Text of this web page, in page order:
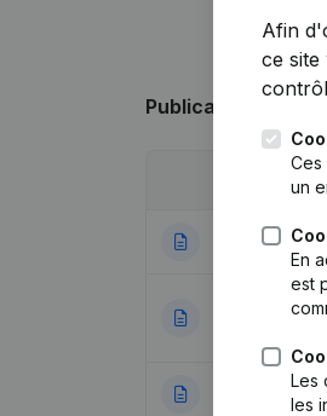
Publications
09-01-2026
11-09-2023
13-06-2023
Afin
ce site
Ces
un
En
est
Les
les